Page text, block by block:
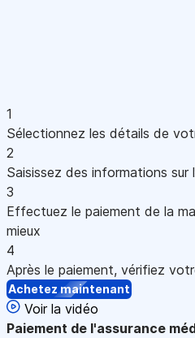
1
Sélectionnez les détails de
2
Saisissez des informations sur
3
Effectuez le paiement de la
mieux
4
Après le paiement, vérifiez
Achetez maintenant
Voir la vidéo
Paiement de l'assurance